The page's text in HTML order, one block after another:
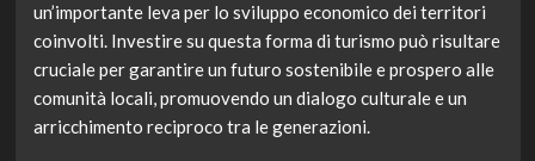
un’importante leva per lo sviluppo economico dei territori
coinvolti. Investire su questa forma di turismo può risultare
cruciale per garantire un futuro sostenibile e prospero alle
comunità locali, promuovendo un dialogo culturale e un
arricchimento reciproco tra le generazioni.